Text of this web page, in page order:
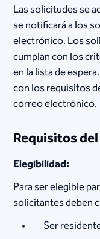
Las solicitudes se
se notificará a los
electrónico. Los
cumplan con los
en la lista de
con los requisitos
correo electrónico.
Requisitos
Elegibilidad:
Para ser elegible
solicitantes deben
Ser